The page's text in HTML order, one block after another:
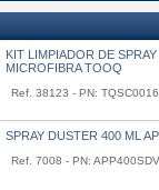
KIT LIMPIADOR DE
MICROFIBRA TOOQ
Ref. 38123 - PN: TQSC0016
SPRAY DUSTER 400 ML
Ref. 7008 - PN: